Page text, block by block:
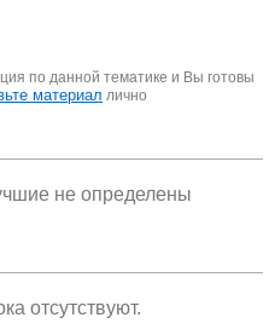
по данной тематике и Вы готовы
материал лично
не определены
отсутствуют.